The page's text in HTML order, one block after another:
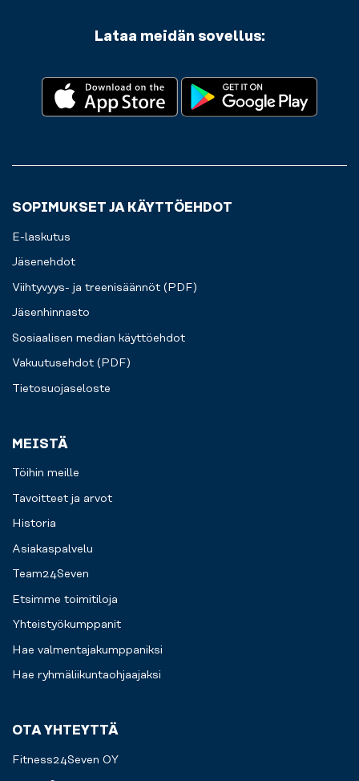
Lataa meidän sovellus:
SOPIMUKSET JA KÄYTTÖEHDOT
E-laskutus
Jäsenehdot
Viihtyvyys- ja treenisäännöt (PDF)
Jäsenhinnasto
Sosiaalisen median käyttöehdot
Vakuutusehdot (PDF)
Tietosuojaseloste
MEISTÄ
Töihin meille
Tavoitteet ja arvot
Historia
Asiakaspalvelu
Team24Seven
Etsimme toimitiloja
Yhteistyökumppanit
Hae valmentajakumppaniksi
Hae ryhmäliikuntaohjaajaksi
OTA YHTEYTTÄ
Fitness24Seven OY